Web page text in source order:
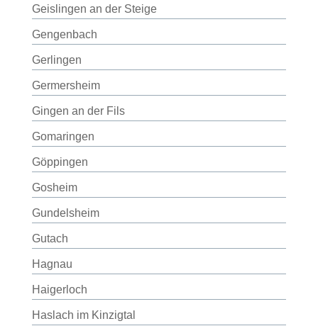
Geislingen an der Steige
Gengenbach
Gerlingen
Germersheim
Gingen an der Fils
Gomaringen
Göppingen
Gosheim
Gundelsheim
Gutach
Hagnau
Haigerloch
Haslach im Kinzigtal